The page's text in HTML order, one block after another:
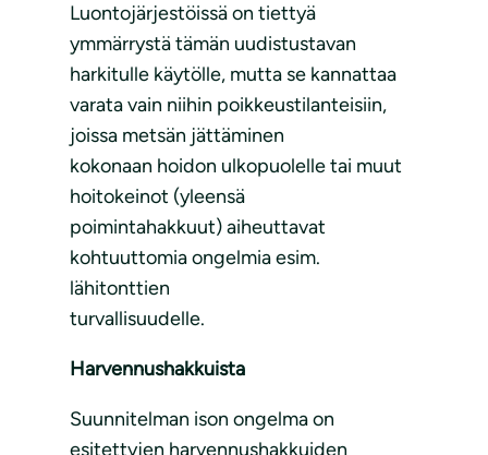
Luontojärjestöissä on tiettyä
ymmärrystä tämän uudistustavan
harkitulle käytölle, mutta se kannattaa
varata vain niihin poikkeustilanteisiin,
joissa metsän jättäminen
kokonaan hoidon ulkopuolelle tai muut
hoitokeinot (yleensä
poimintahakkuut) aiheuttavat
kohtuuttomia ongelmia esim.
lähitonttien
turvallisuudelle.
Harvennushakkuista
Suunnitelman ison ongelma on
esitettyjen harvennushakkuiden